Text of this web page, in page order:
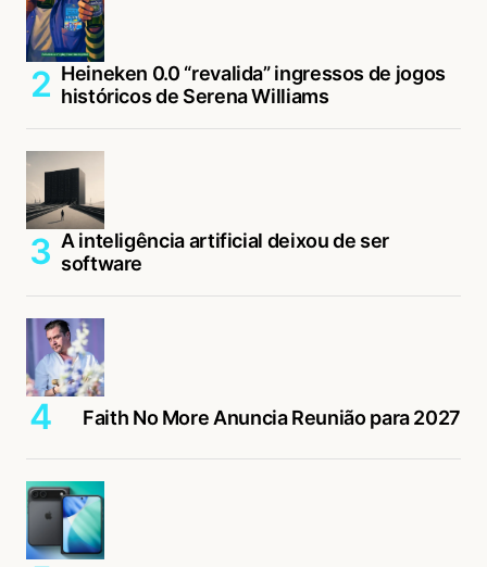
Heineken 0.0 “revalida” ingressos de jogos
históricos de Serena Williams
A inteligência artificial deixou de ser
software
Faith No More Anuncia Reunião para 2027